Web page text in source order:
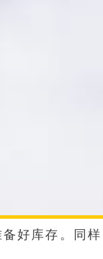
库存。